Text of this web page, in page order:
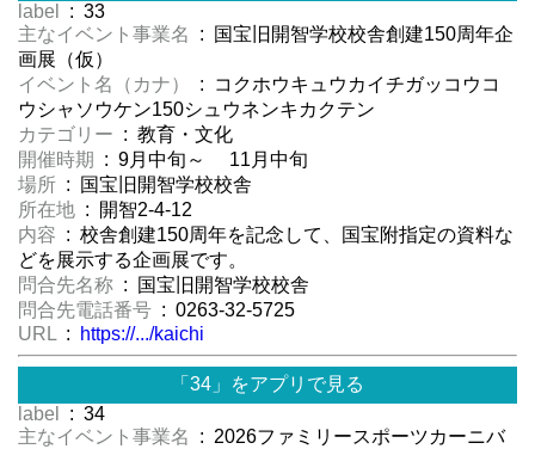
label
: 33
主なイベント事業名
: 国宝旧開智学校校舎創建150周年企
画展（仮）
イベント名（カナ）
: コクホウキュウカイチガッコウコ
ウシャソウケン150シュウネンキカクテン
カテゴリー : 教育・文化
開催時期
: 9月中旬～ 11月中旬
場所 : 国宝旧開智学校校舎
所在地 : 開智2-4-12
内容 : 校舎創建150周年を記念して、国宝附指定の資料な
どを展示する企画展です。
問合先名称 : 国宝旧開智学校校舎
問合先電話番号 : 0263-32-5725
URL : https://.../kaichi
「34」をアプリで見る
label
: 34
主なイベント事業名
: 2026ファミリースポーツカーニバ